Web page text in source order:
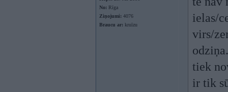
No: Rīga
Ziņojumi: 4076
Braucu ar: kruīzu
ielas/
virs/
tiek
ir tik